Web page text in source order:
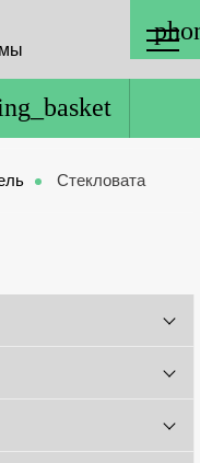
Стекловата